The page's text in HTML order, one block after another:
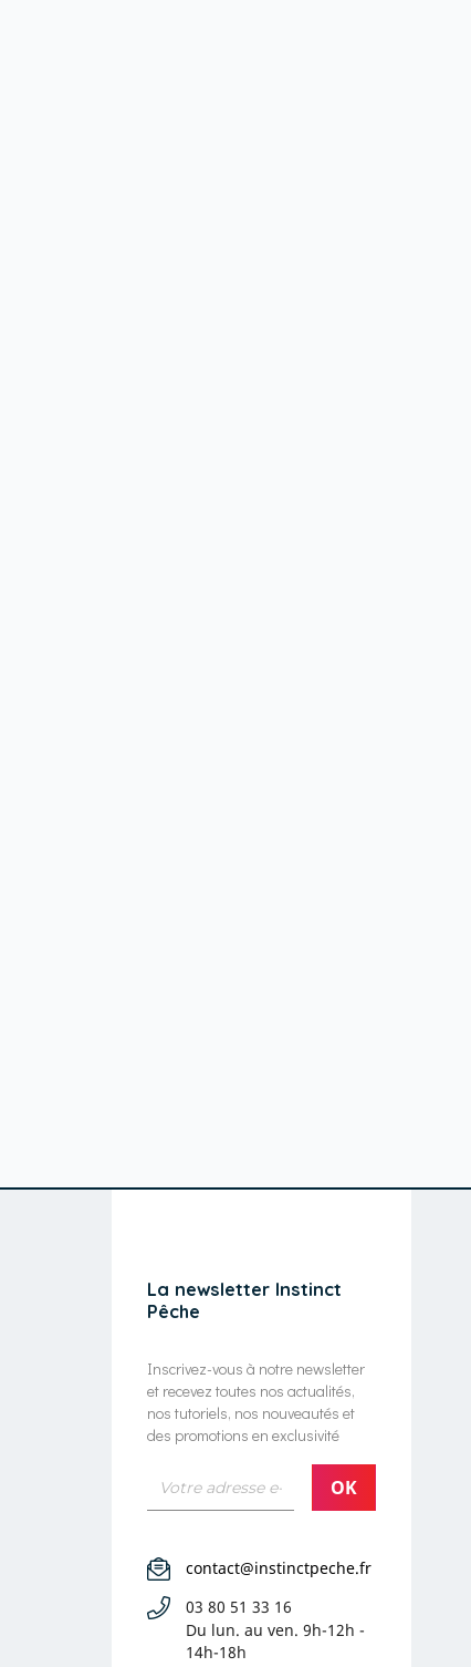
La newsletter Instinct
Pêche
Inscrivez-vous à notre newsletter
et recevez toutes nos actualités,
nos tutoriels, nos nouveautés et
des promotions en exclusivité
contact@instinctpeche.fr
03 80 51 33 16
Du lun. au ven. 9h-12h -
14h-18h